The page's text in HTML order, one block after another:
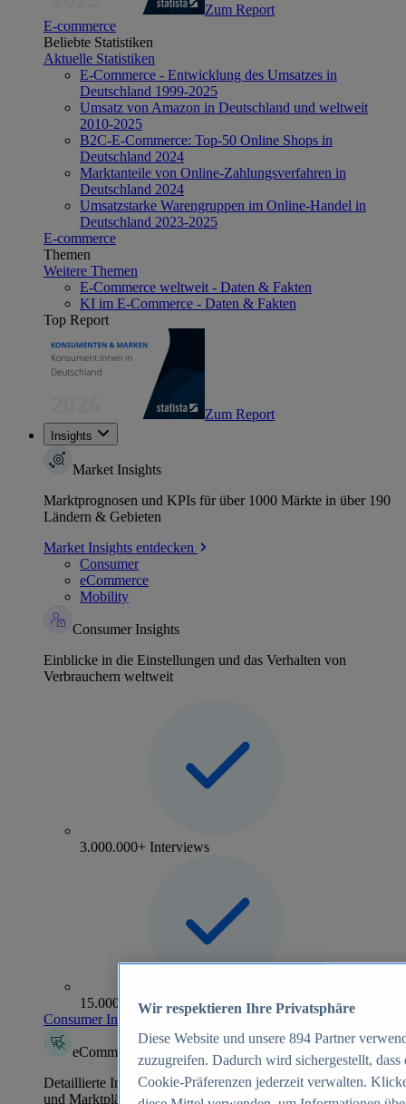
Zum Report
E-commerce
Beliebte Statistiken
Aktuelle Statistiken
E-Commerce - Entwicklung des Umsatzes in
Deutschland 1999-2025
Umsatz von Amazon in Deutschland und weltweit
2010-2025
B2C-E-Commerce: Top-50 Online Shops in
Deutschland 2024
Marktanteile von Online-Zahlungsverfahren in
Deutschland 2024
Umsatzstarke Warengruppen im Online-Handel in
Deutschland 2023-2025
E-commerce
Themen
Weitere Themen
E-Commerce weltweit - Daten & Fakten
KI im E-Commerce - Daten & Fakten
Top Report
Zum Report
Insights
Market Insights
Marktprognosen und KPIs für über 1000 Märkte in über 190
Ländern & Gebieten
Market Insights entdecken
Consumer
eCommerce
Mobility
Consumer Insights
Einblicke in die Einstellungen und das Verhalten von
Verbrauchern weltweit
3.000.000+ Interviews
15.000+ Marken
Consumer Insights entdecken
eCommerce Insights
Detaillierte Informationen zu mehr als 39.000 Online-Shops
und Marktplätzen
Wir respektieren Ihre Privatsphäre
Diese Website und unsere 894Partner
zuzugreifen. Dadurch wird sichergestellt,
Cookie-Präferenzen jederzeit verwalten.